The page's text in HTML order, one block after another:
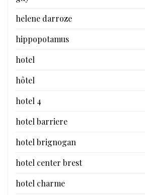
helene darroze
hippopotamus
hotel
hôtel
hotel 4
hotel barriere
hotel brignogan
hotel center brest
hotel charme